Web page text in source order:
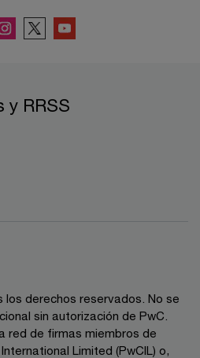
y RRSS
los derechos reservados. No se
sin autorización de PwC.
red de firmas miembros de
Limited (PwCIL) o,